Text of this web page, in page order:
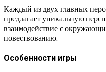
Каждый из двух главных
предлагает уникальную
взаимодействие с
повествованию.
Особенности игры